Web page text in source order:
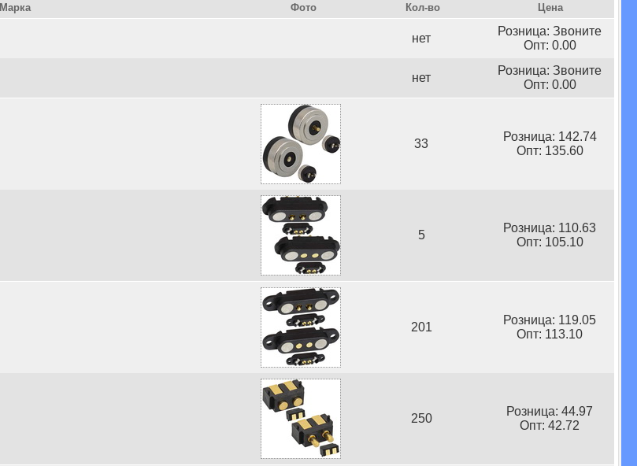
Марка Фото Кол-во Цена
нет
Розница: Звоните
Опт: 0.00
нет
Розница: Звоните
Опт: 0.00
33
Розница: 142.74
Опт: 135.60
5
Розница: 110.63
Опт: 105.10
201
Розница: 119.05
Опт: 113.10
250
Розница: 44.97
Опт: 42.72